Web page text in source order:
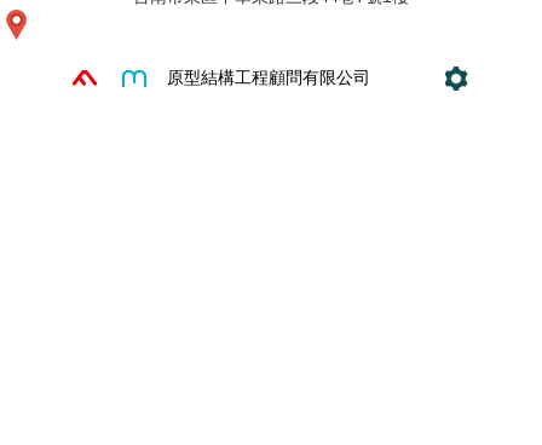
原型結構工程顧問有限公司